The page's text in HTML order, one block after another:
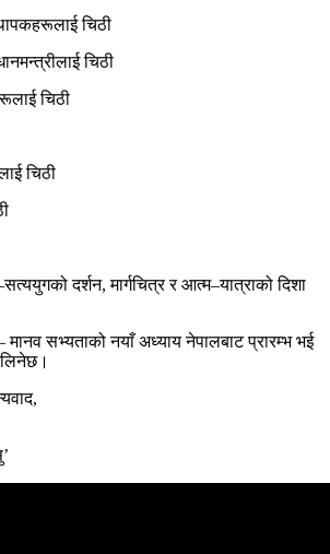
चिठी
चिठी
चिठी
चिठी
दर्शन, मार्गचित्र र आत्म–यात्राको दिशा
मानव सभ्यताको नयाँ अध्याय नेपालबाट प्रारम्भ भई